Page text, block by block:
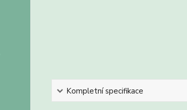
Kompletní specifikace